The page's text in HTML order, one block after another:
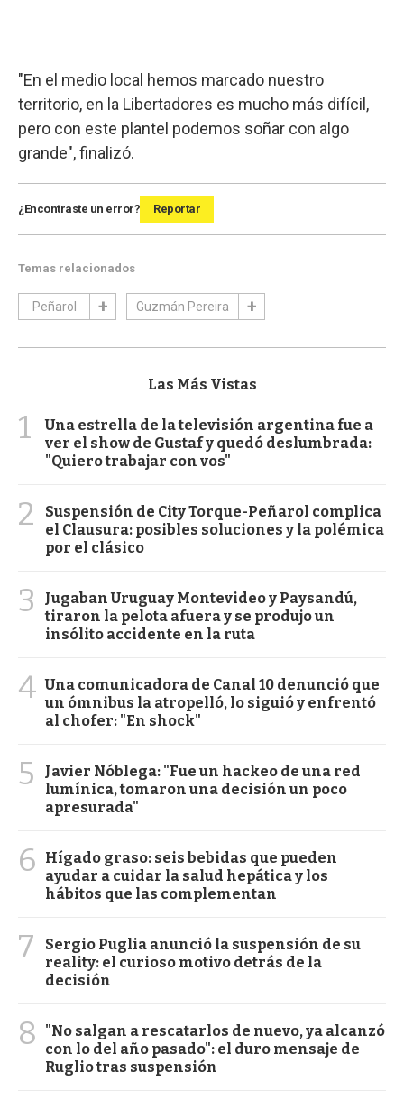
"En el medio local hemos marcado nuestro
territorio, en la Libertadores es mucho más difícil,
pero con este plantel podemos soñar con algo
grande", finalizó.
¿Encontraste un error? Reportar
Temas relacionados
Peñarol Guzmán Pereira
Las Más Vistas
1
Una estrella de la televisión argentina fue a
ver el show de Gustaf y quedó deslumbrada:
"Quiero trabajar con vos"
2
Suspensión de City Torque-Peñarol complica
el Clausura: posibles soluciones y la polémica
por el clásico
3
Jugaban Uruguay Montevideo y Paysandú,
tiraron la pelota afuera y se produjo un
insólito accidente en la ruta
4 Una comunicadora de Canal 10 denunció que
un ómnibus la atropelló, lo siguió y enfrentó
al chofer: "En shock"
5
Javier Nóblega: "Fue un hackeo de una red
lumínica, tomaron una decisión un poco
apresurada"
6
Hígado graso: seis bebidas que pueden
ayudar a cuidar la salud hepática y los
hábitos que las complementan
7
Sergio Puglia anunció la suspensión de su
reality: el curioso motivo detrás de la
decisión
8
"No salgan a rescatarlos de nuevo, ya alcanzó
con lo del año pasado": el duro mensaje de
Ruglio tras suspensión